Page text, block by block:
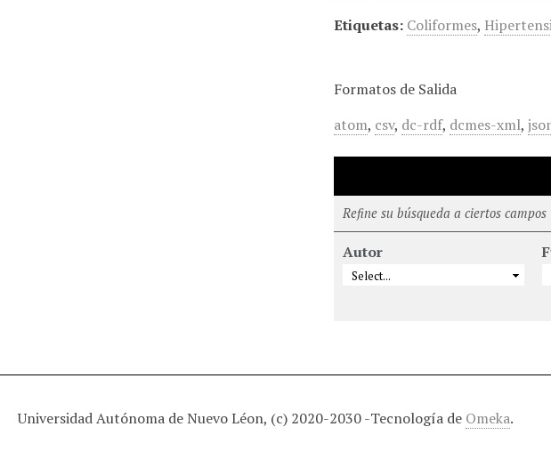
Etiquetas: Coliformes,
Formatos de Salida
atom, csv, dc-rdf, dcmes-xml,
Refine su búsqueda a ciertos campos
Autor
Universidad Autónoma de Nuevo Léon, (c) 2020-2030 -Tecnología de Omeka.